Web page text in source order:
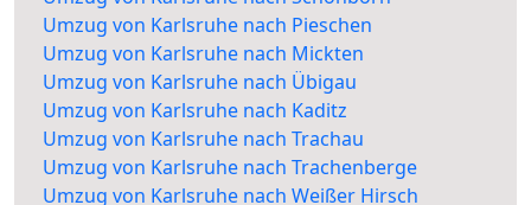
Umzug von Karlsruhe nach Pieschen
Umzug von Karlsruhe nach Mickten
Umzug von Karlsruhe nach Übigau
Umzug von Karlsruhe nach Kaditz
Umzug von Karlsruhe nach Trachau
Umzug von Karlsruhe nach Trachenberge
Umzug von Karlsruhe nach Weißer Hirsch